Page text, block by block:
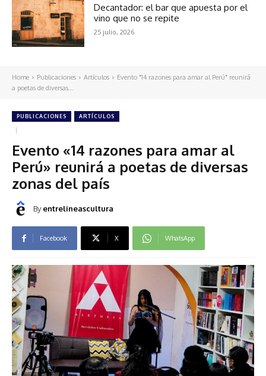
Decantador: el bar que apuesta por el
vino que no se repite
25 julio, 2026